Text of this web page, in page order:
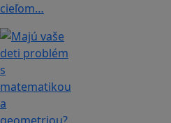
cieľom…